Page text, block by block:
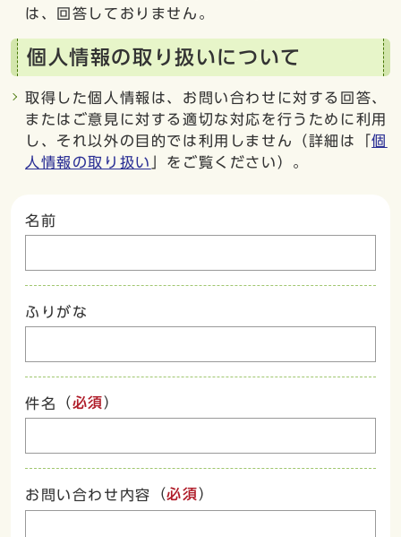
は、回答しておりません。
個人情報の取り扱いについて
取得した個人情報は、お問い合わせに対する回答、
またはご意見に対する適切な対応を行うために利用
し、それ以外の目的では利用しません（詳細は「個
人情報の取り扱い
」をご覧ください）。
名前
ふりがな
件名 （必須）
お問い合わせ内容 （必須）